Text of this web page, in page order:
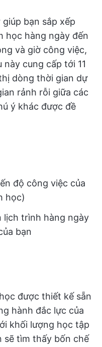
bạn sắp xếp
học hàng ngày đến
và giờ công việc,
cung cấp tới 11
dòng thời gian dự
rảnh rỗi giữa các
ý khác được đề
độ công việc của
học)
lịch trình hàng ngày
bạn
được thiết kế sẵn
hành đắc lực của
khối lượng học tập
sẽ tìm thấy bốn chế